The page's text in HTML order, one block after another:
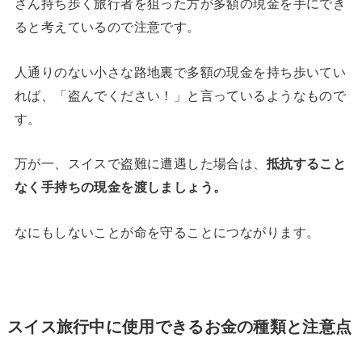
さん持ち歩く旅行者を狙った方が多額の現金を手にでき
ると考えているので注意です。
人通りのない小さな路地裏で多額の現金を持ち歩いてい
れば、「盗んでください！」と言っているようなもので
す。
万が一、スイスで盗難に遭遇した場合は、 抵抗すること
なく手持ちの現金を渡しましょう。
なにもしないことが命を守ることにつながります。
スイス旅行中に使用できるお金の種類と注意点